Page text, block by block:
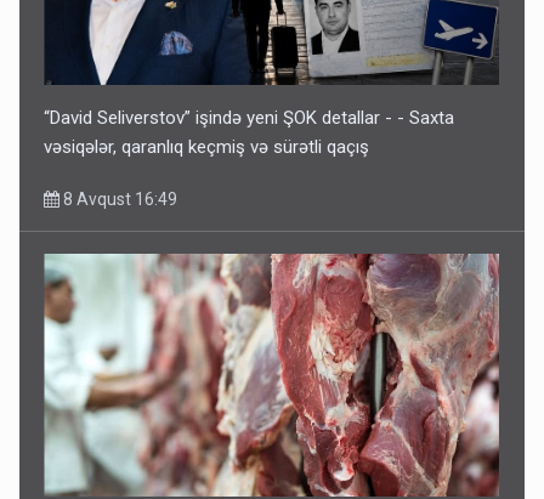
“David Seliverstov” işində yeni ŞOK detallar - - Saxta
vəsiqələr, qaranlıq keçmiş və sürətli qaçış
8 Avqust 16:49